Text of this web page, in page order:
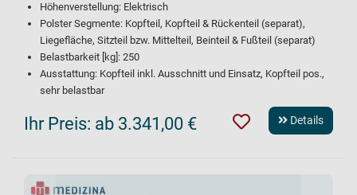
Höhenverstellung: Elektrisch
Polster Segmente: Kopfteil, Kopfteil & Rückenteil (separat),
Liegefläche, Sitzteil bzw. Mittelteil, Beinteil & Fußteil (separat)
Belastbarkeit [kg]: 250
Ausstattung: Kopfteil inkl. Ausschnitt und Einsatz, Kopfteil pos.,
sehr belastbar
Ihr Preis: ab 3.341,00 € Details